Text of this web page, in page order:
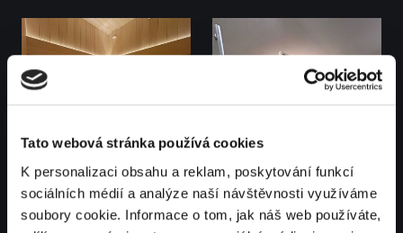
Tato webová stránka používá cookies
K personalizaci obsahu a reklam, poskytování funkcí
sociálních médií a analýze naší návštěvnosti využíváme
soubory cookie. Informace o tom, jak náš web používáte,